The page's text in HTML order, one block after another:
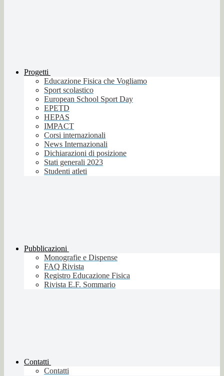
Progetti
Educazione Fisica che Vogliamo
Sport scolastico
European School Sport Day
EPETD
HEPAS
IMPACT
Corsi internazionali
News Internazionali
Dichiarazioni di posizione
Stati generali 2023
Studenti atleti
Pubblicazioni
Monografie e Dispense
FAQ Rivista
Registro Educazione Fisica
Rivista E.F. Sommario
Contatti
Contatti